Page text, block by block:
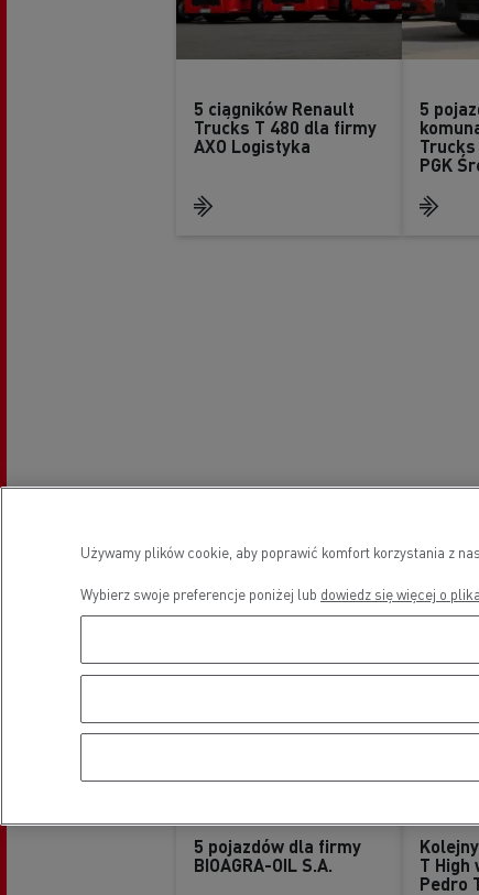
5 ciągników Renault
Trucks T 480 dla firmy
AXO Logistyka
5
Trucks
PGK
5 pojazdów dla firmy
BIOAGRA-OIL S.A.
T High
Pedro
Używamy plików cookie, aby poprawić komfort korzystania z
Wybierz swoje preferencje poniżej lub dowiedz się więcej o